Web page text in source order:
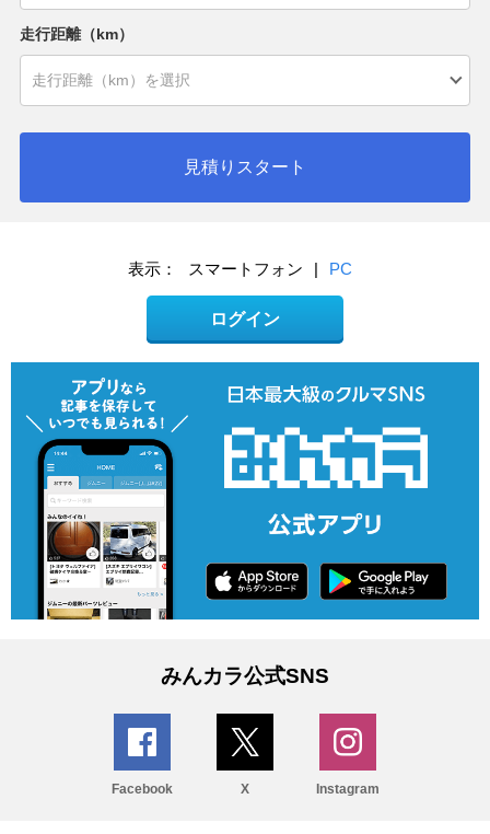
走行距離（km）
見積りスタート
表示： スマートフォン | PC
ログイン
みんカラ公式SNS
Facebook X Instagram